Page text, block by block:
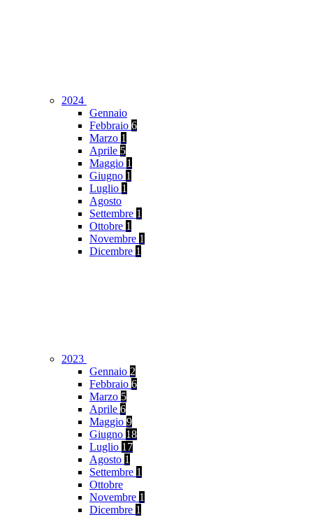
2024
Gennaio
Febbraio 6
Marzo 1
Aprile 5
Maggio 1
Giugno 1
Luglio 1
Agosto
Settembre 1
Ottobre 1
Novembre 1
Dicembre 1
2023
Gennaio 2
Febbraio 6
Marzo 5
Aprile 6
Maggio 9
Giugno 18
Luglio 17
Agosto 1
Settembre 1
Ottobre
Novembre 1
Dicembre 1